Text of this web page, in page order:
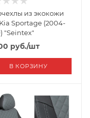
из экокожи
Sportage (2004-
"Seintex"
руб./шт
В КОРЗИНУ